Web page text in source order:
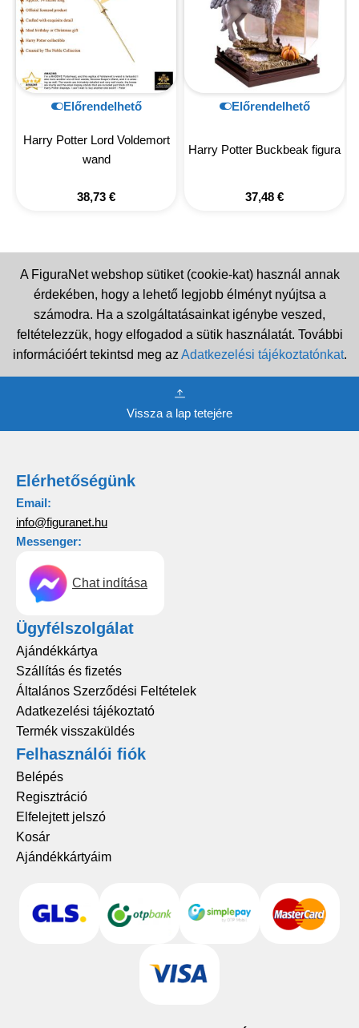
Előrendelhető
Harry Potter Lord Voldemort
wand
38,73 €
Előrendelhető
Harry Potter Buckbeak figura
37,48 €
A FiguraNet webshop sütiket (cookie-kat) használ annak
érdekében, hogy a lehető legjobb élményt nyújtsa a
számodra. Ha a szolgáltatásainkat igénybe veszed,
feltételezzük, hogy elfogadod a sütik használatát. További
információért tekintsd meg az Adatkezelési tájékoztatónkat.
Vissza a lap tetejére
Elérhetőségünk
Email:
info@figuranet.hu
Messenger:
Chat indítása
Ügyfélszolgálat
Ajándékkártya
Szállítás és fizetés
Általános Szerződési Feltételek
Adatkezelési tájékoztató
Termék visszaküldés
Felhasználói fiók
Belépés
Regisztráció
Elfelejtett jelszó
Kosár
Ajándékkártyáim